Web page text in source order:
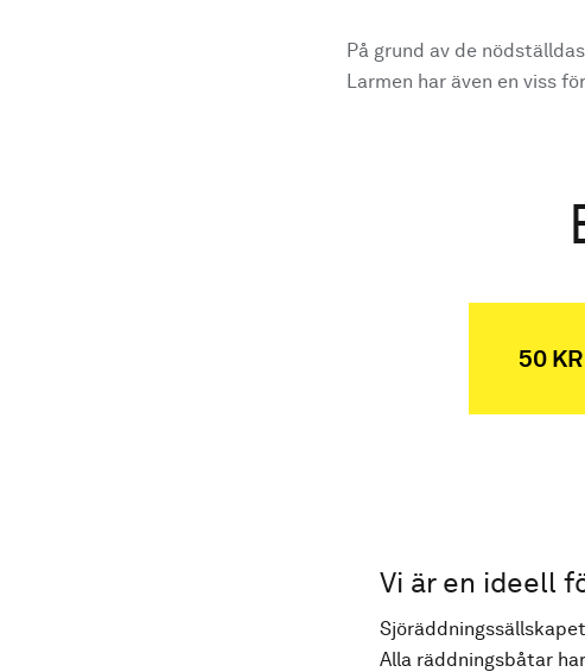
På grund av de
Larmen har även en viss
50 KR
Vi är en ideell
Alla räddningsbåtar